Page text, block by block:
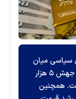
سیاسی میان
ایران و آمریکا و افزایش تقاضا در بازار، با جهش ۵ هزار
بازگشت. همچنین